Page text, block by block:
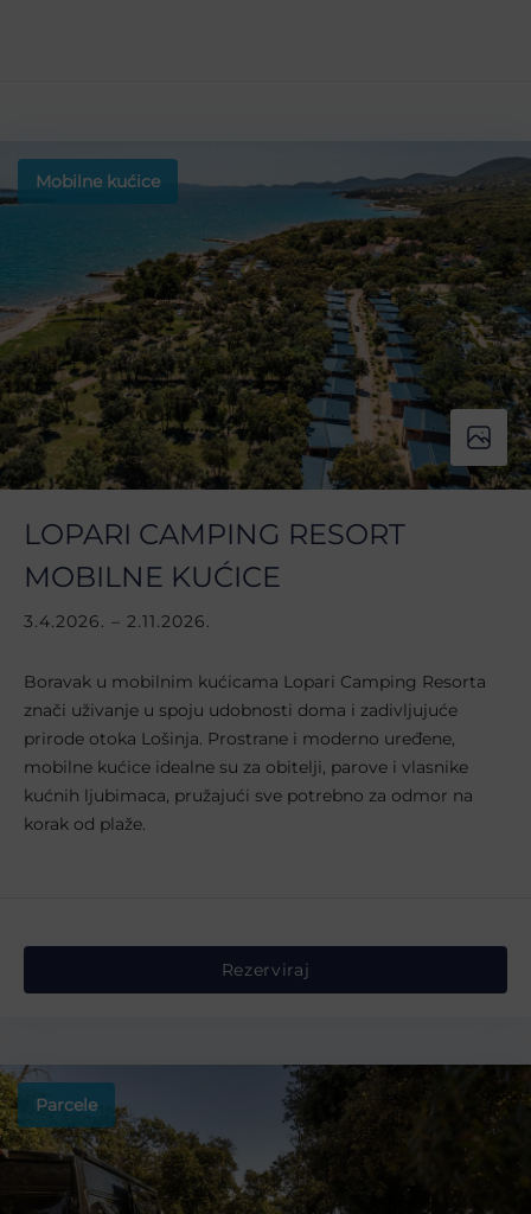
Mobilne kućice
LOPARI CAMPING RESORT
MOBILNE KUĆICE
3.4.2026. – 2.11.2026.
Boravak u mobilnim kućicama Lopari Camping Resorta
znači uživanje u spoju udobnosti doma i zadivljujuće
prirode otoka Lošinja. Prostrane i moderno uređene,
mobilne kućice idealne su za obitelji, parove i vlasnike
kućnih ljubimaca, pružajući sve potrebno za odmor na
korak od plaže.
Rezerviraj
Parcele